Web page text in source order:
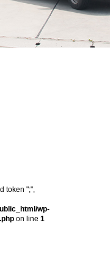
token ";",
wp-
on line 1